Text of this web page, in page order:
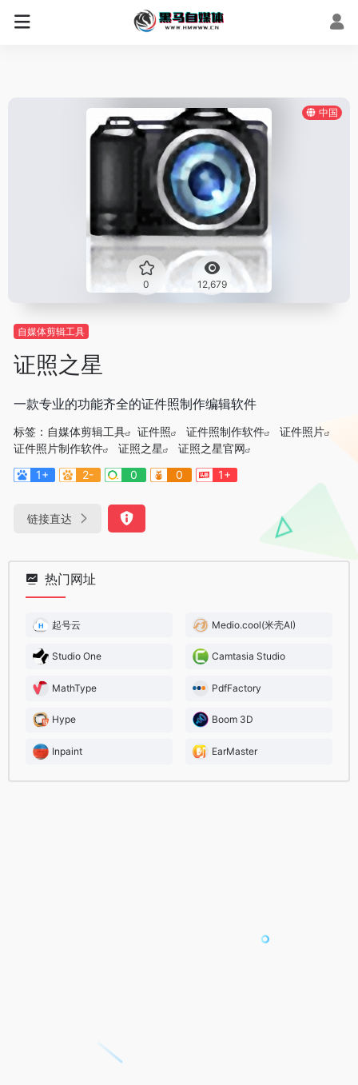
中国
0 12,679
自媒体剪辑工具
证照之星
一款专业的功能齐全的证件照制作编辑软件
标签： 自媒体剪辑工具 证件照 证件照制作软件
证件照片
证件照片制作软件
证照之星
证照之星官网
1+
2- 0 0 1+
链接直达
热门网址
起号云 Medio.cool(米壳AI)
Studio One Camtasia Studio
MathType PdfFactory
Hype Boom 3D
Inpaint EarMaster